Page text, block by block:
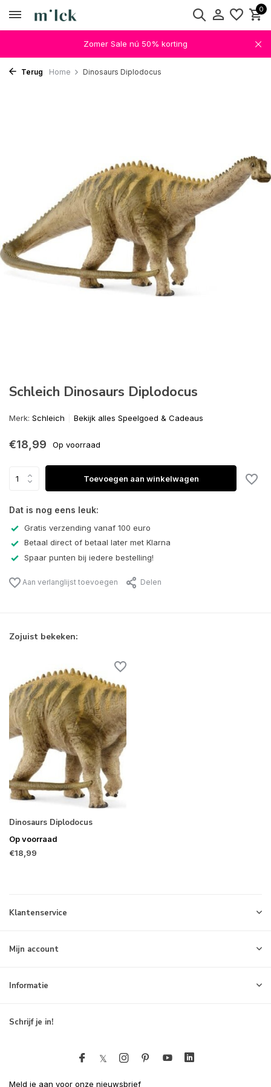
0
Zomer Sale nú 50% korting
Terug Home Dinosaurs Diplodocus
Schleich Dinosaurs Diplodocus
Merk: Schleich Bekijk alles Speelgoed & Cadeaus
€18,99 Op voorraad
Toevoegen aan winkelwagen
Dat is nog eens leuk:
Gratis verzending vanaf 100 euro
Betaal direct of betaal later met Klarna
Spaar punten bij iedere bestelling!
Aan verlanglijst toevoegen Delen
Zojuist bekeken:
Dinosaurs Diplodocus
Op voorraad
€18,99
Klantenservice
Mijn account
Informatie
Schrijf je in!
Meld je aan voor onze nieuwsbrief